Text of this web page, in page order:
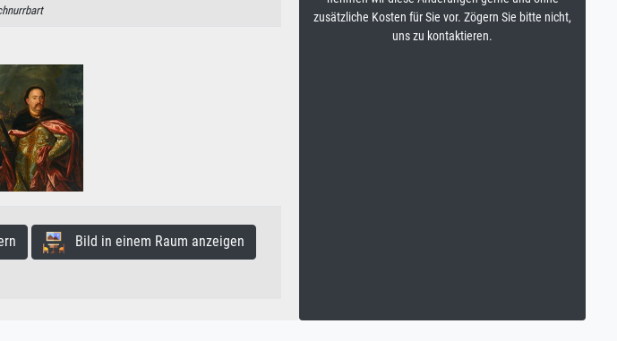
Bild in einem Raum anzeigen
zusätzliche Kosten für Sie vor. Zögern Sie bitte nicht,
uns zu kontaktieren.